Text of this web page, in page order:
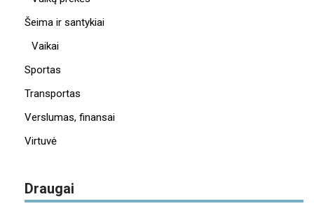
Šeima ir santykiai
Vaikai
Sportas
Transportas
Verslumas, finansai
Virtuvė
Draugai